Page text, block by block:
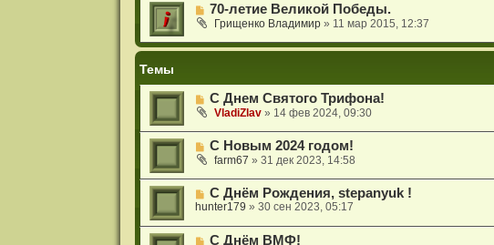
70-летие Великой Победы.
Грищенко Владимир» 11 мар 2015, 12:37
Темы
С Днем Святого Трифона!
VladiZlav» 14 фев 2024, 09:30
С Новым 2024 годом!
farm67 » 31 дек 2023, 14:58
С Днём Рождения, stepanyuk !
hunter179 » 30 сен 2023, 05:17
С Днём ВМФ!